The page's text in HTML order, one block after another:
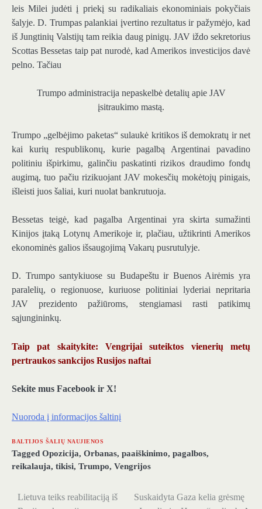
leis Milei judėti į priekį su radikaliais ekonominiais pokyčiais
šalyje. D. Trumpas palankiai įvertino rezultatus ir pažymėjo, kad
iš Jungtinių Valstijų tam reikia daug pinigų. JAV iždo sekretorius
Scottas Bessetas taip pat nurodė, kad Amerikos investicijos davė
pelno. Tačiau
Trumpo administracija nepaskelbė detalių apie JAV
įsitraukimo mastą.
Trumpo „gelbėjimo paketas“ sulaukė kritikos iš demokratų ir net
kai kurių respublikonų, kurie pagalbą Argentinai pavadino
politiniu išpirkimu, galinčiu paskatinti rizikos draudimo fondų
augimą, tuo pačiu rizikuojant JAV mokesčių mokėtojų pinigais,
išleisti juos šaliai, kuri nuolat bankrutuoja.
Bessetas teigė, kad pagalba Argentinai yra skirta sumažinti
Kinijos įtaką Lotynų Amerikoje ir, plačiau, užtikrinti Amerikos
ekonominės galios išsaugojimą Vakarų pusrutulyje.
D. Trumpo santykiuose su Budapeštu ir Buenos Airėmis yra
paralelių, o regionuose, kuriuose politiniai lyderiai nepritaria
JAV prezidento pažiūroms, stengiamasi rasti patikimų
sąjungininkų.
Taip pat skaitykite: Vengrijai suteiktos vienerių metų
pertraukos sankcijos Rusijos naftai
Sekite mus Facebook ir X!
Nuoroda į informacijos šaltinį
BALTIJOS ŠALIŲ NAUJIENOS
Tagged Opozicija, Orbanas, paaiškinimo, pagalbos,
reikalauja, tikisi, Trumpo, Vengrijos
Navigacija
Lietuva teiks reabilitaciją iš
Suskaidyta Gaza kelia grėsmę